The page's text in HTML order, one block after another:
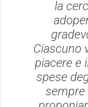
la
Ciascuno
piacere e
spese
sempre